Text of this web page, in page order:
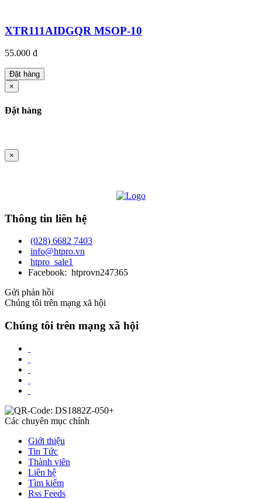
XTR111AIDGQR MSOP-10
55.000 đ
Đặt hàng
×
Đặt hàng
×
Thông tin liên hệ
(028) 6682 7403
info@htpro.vn
htpro_sale1
Facebook: htprovn247365
Gửi phản hồi
Chúng tôi trên mạng xã hội
Chúng tôi trên mạng xã hội
Các chuyên mục chính
Giới thiệu
Tin Tức
Thành viên
Liên hệ
Tìm kiếm
Rss Feeds